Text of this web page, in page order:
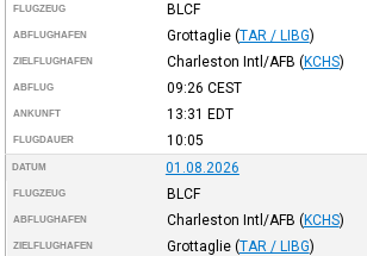
FLUGZEUG BLCF
ABFLUGHAFEN Grottaglie (TAR / LIBG)
ZIELFLUGHAFEN Charleston Intl/AFB (KCHS)
ABFLUG 09:26 CEST
ANKUNFT 13:31 EDT
FLUGDAUER 10:05
DATUM 01.08.2026
FLUGZEUG BLCF
ABFLUGHAFEN Charleston Intl/AFB (KCHS)
ZIELFLUGHAFEN Grottaglie (TAR / LIBG)